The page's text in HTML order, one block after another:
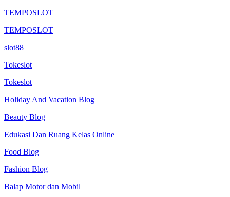
TEMPOSLOT
TEMPOSLOT
slot88
Tokeslot
Tokeslot
Holiday And Vacation Blog
Beauty Blog
Edukasi Dan Ruang Kelas Online
Food Blog
Fashion Blog
Balap Motor dan Mobil